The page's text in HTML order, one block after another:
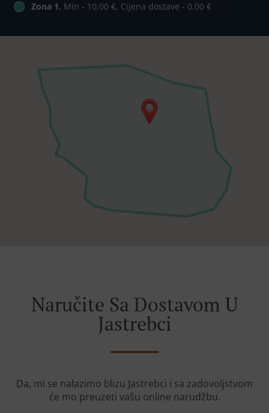
Zona 1, Min - 10,00 €, Cijena dostave - 0,00 €
Naručite Sa Dostavom U
Jastrebci
Da, mi se nalazimo blizu Jastrebci i sa zadovoljstvom
će mo preuzeti vašu online narudžbu.